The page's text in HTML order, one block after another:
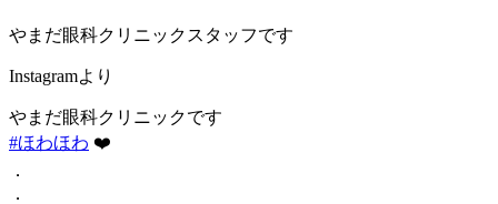
やまだ眼科クリニックスタッフです
Instagramより
やまだ眼科クリニックです
#ほわほわ ❤️
．
．